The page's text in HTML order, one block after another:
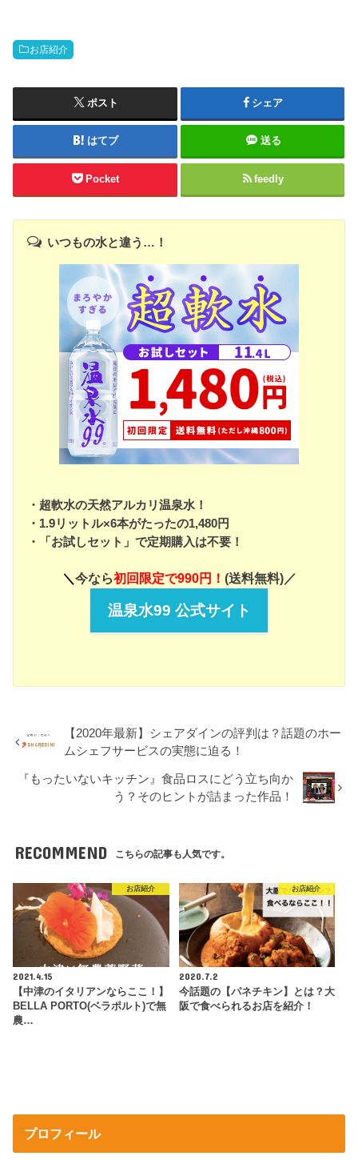
お店紹介
ポスト シェア
はてブ 送る
Pocket feedly
いつもの水と違う…！
・超軟水の天然アルカリ温泉水！
・1.9リットル×6本がたったの1,480円
・「お試しセット」で定期購入は不要！
＼ 今なら初回限定で990円！ (送料無料)／
温泉水99 公式サイト
【2020年最新】シェアダインの評判は？話題のホー
ムシェフサービスの実態に迫る！
『もったいないキッチン』食品ロスにどう立ち向か
う？そのヒントが詰まった作品！
RECOMMEND こちらの記事も人気です。
お店紹介
2021.4.15
【中津のイタリアンならここ！】
BELLA PORTO(ベラポルト)で無
農…
お店紹介
2020.7.2
今話題の【パネチキン】とは？大
阪で食べられるお店を紹介！
プロフィール